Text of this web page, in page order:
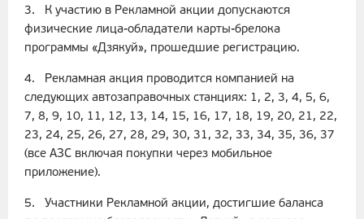
3. К участию в Рекламной акции допускаются
физические лица-обладатели карты-брелока
программы «Дзякуй», прошедшие регистрацию.
4. Рекламная акция проводится компанией на
следующих автозаправочных станциях: 1, 2, 3, 4, 5, 6,
7, 8, 9, 10, 11, 12, 13, 14, 15, 16, 17, 18, 19, 20, 21, 22,
23, 24, 25, 26, 27, 28, 29, 30, 31, 32, 33, 34, 35, 36, 37
(все АЗС включая покупки через мобильное
приложение).
5. Участники Рекламной акции, достигшие баланса